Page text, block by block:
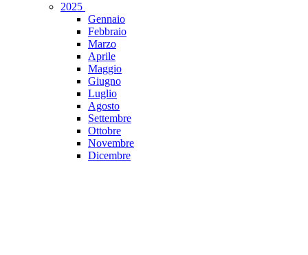
2025
Gennaio
Febbraio
Marzo
Aprile
Maggio
Giugno
Luglio
Agosto
Settembre
Ottobre
Novembre
Dicembre